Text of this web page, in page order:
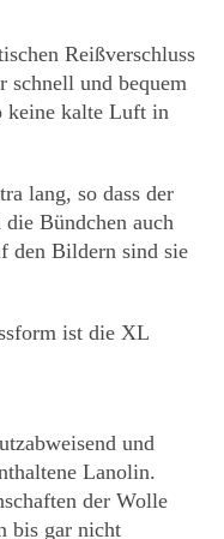
Reißverschluss
schnell und bequem
keine kalte Luft in
lang, so dass der
Bündchen auch
den Bildern sind sie
ist die XL
und
Lanolin.
der Wolle
bis gar nicht